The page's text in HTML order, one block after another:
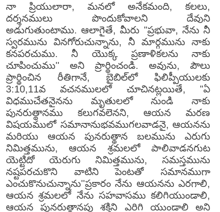
నా ప్రియులారా, మనలో అనేకమంది, కలలు,
దర్శనములు పొందుకోవాలని దేవుని
అడుగుతుంటాము. ఆలాగైతే, మీరు "ప్రభువా, నేను నీ
స్వరమును వినగోరుచున్నాను, నీ మార్గమును నాకు
కనపరచుము. నీ యొక్క ప్రణాళికలను నాకు
చూపించుము'' అని ప్రార్థించండి. అవును, పౌలు
ప్రార్థించిన రీతిగానే, బైబిల్‌లో ఫిలిప్పీయులకు
3:10,11వ వచనములలో చూచినట్లయితే, "ఏ
విధముచేతనైనను మృతులలో నుండి నాకు
పునరుత్థానము కలుగవలెనని, ఆయన మరణ
విషయములో సమానానుభవముగలవాడనై, ఆయనను
మరియు ఆయన పునరుత్థాన బలమును ఎరుగు
నిమిత్తమును, ఆయన శ్రమలలో పాలివాడనగుట
యెట్టిదో యెరుగు నిమిత్తమును, సమస్తమును
నష్టపరచుకొని వాటిని పెంటతో సమానముగా
ఎంచుకొనుచున్నాను''ప్రకారం నేను ఆయనను ఎరగాలి,
ఆయన శ్రమలలో నేను సహవాసము కలిగియుండాలి,
ఆయన పునరుత్థానపు శక్తిని ఎరిగి యుండాలి అని